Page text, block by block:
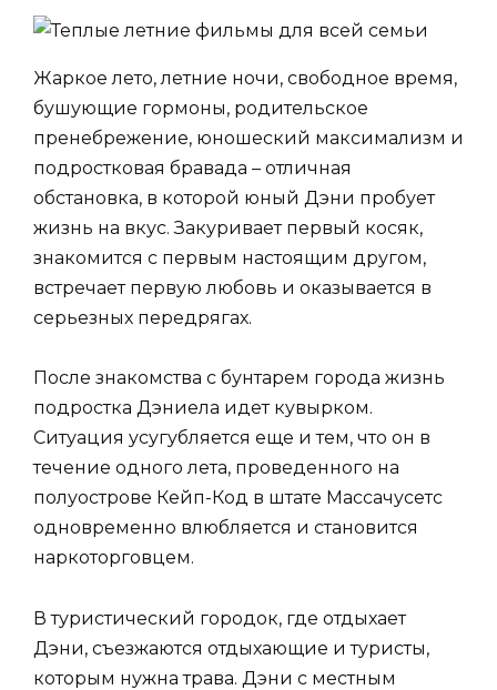
Жаркое лето, летние ночи, свободное время,
бушующие гормоны, родительское
пренебрежение, юношеский максимализм и
подростковая бравада – отличная
обстановка, в которой юный Дэни пробует
жизнь на вкус. Закуривает первый косяк,
знакомится с первым настоящим другом,
встречает первую любовь и оказывается в
серьезных передрягах.
После знакомства с бунтарем города жизнь
подростка Дэниела идет кувырком.
Ситуация усугубляется еще и тем, что он в
течение одного лета, проведенного на
полуострове Кейп-Код в штате Массачусетс
одновременно влюбляется и становится
наркоторговцем.
В туристический городок, где отдыхает
Дэни, съезжаются отдыхающие и туристы,
которым нужна трава. Дэни с местным